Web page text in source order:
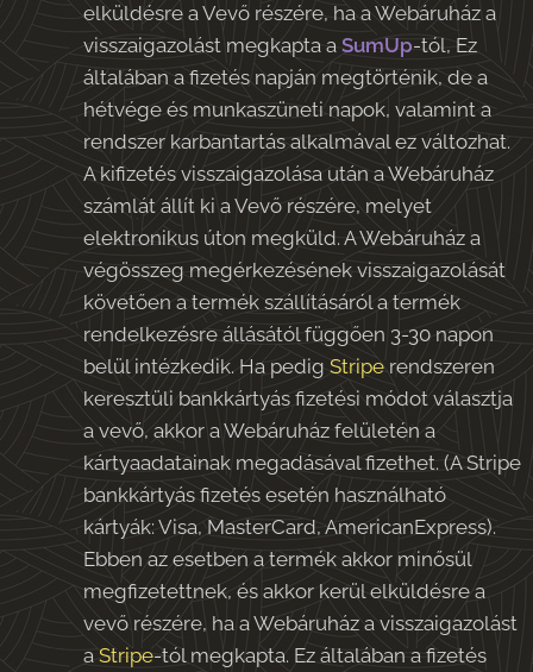
elküldésre a Vevő részére, ha a Webáruház a
visszaigazolást megkapta a SumUp-tól, Ez
általában a fizetés napján megtörténik, de a
hétvége és munkaszüneti napok, valamint a
rendszer karbantartás alkalmával ez változhat.
A kifizetés visszaigazolása után a Webáruház
számlát állít ki a Vevő részére, melyet
elektronikus úton megküld. A Webáruház a
végösszeg megérkezésének visszaigazolását
követően a termék szállításáról a termék
rendelkezésre állásától függően 3-30 napon
belül intézkedik. Ha pedig Striperendszeren
keresztüli bankkártyás fizetési módot választja
a vevő, akkor a Webáruház felületén a
kártyaadatainak megadásával fizethet. (A Stripe
bankkártyás fizetés esetén használható
kártyák: Visa, MasterCard, AmericanExpress).
Ebben az esetben a termék akkor minősül
megfizetettnek, és akkor kerül elküldésre a
vevő részére, ha a Webáruház a visszaigazolást
aStripe-tól megkapta. Ez általában a fizetés